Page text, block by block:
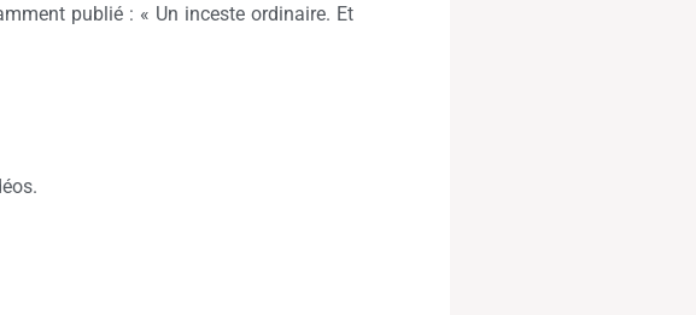
publié : « Un inceste ordinaire. Et